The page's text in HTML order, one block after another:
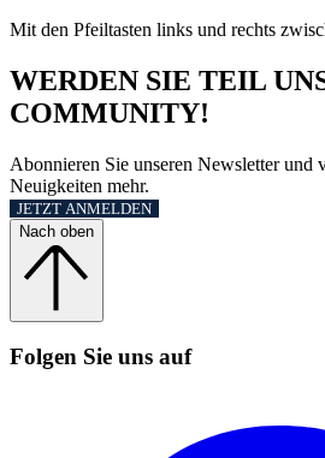
Mit den Pfeiltasten links und rechts
WERDEN SIE TEIL
COMMUNITY!
Abonnieren Sie unseren Newsletter und
Neuigkeiten mehr.
JETZT ANMELDEN
Nach oben
Folgen Sie uns auf